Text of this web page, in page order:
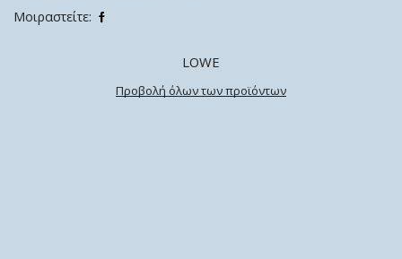
Μοιραστείτε:
LOWE
Προβολή όλων των προϊόντων